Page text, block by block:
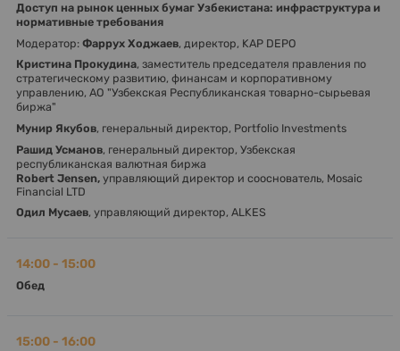
Доступ на рынок ценных бумаг Узбекистана: инфраструктура и
нормативные требования
Модератор: Фаррух Ходжаев, директор, KAP DEPO
Кристина Прокудина, заместитель председателя правления по
стратегическому развитию, финансам и корпоративному
управлению, АО "Узбекская Республиканская товарно-сырьевая
биржа"
Мунир Якубов, генеральный директор, Portfolio Investments
Рашид Усманов, генеральный директор, Узбекская
республиканская валютная биржа
Robert Jensen, управляющий директор и сооснователь, Mosaic
Financial LTD
Одил Мусаев, управляющий директор, ALKES
14:00 - 15:00
Обед
15:00 - 16:00